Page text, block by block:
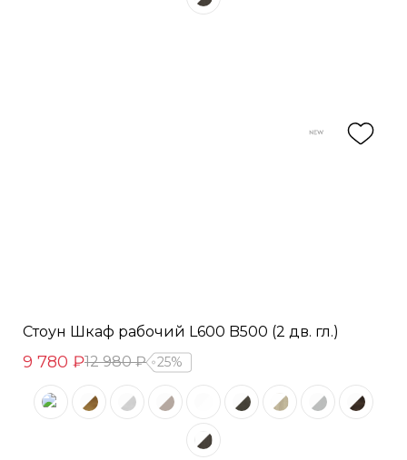
Стоун Шкаф рабочий L600 B500 (2 дв. гл.)
9 780 ₽12 980 ₽ 25%